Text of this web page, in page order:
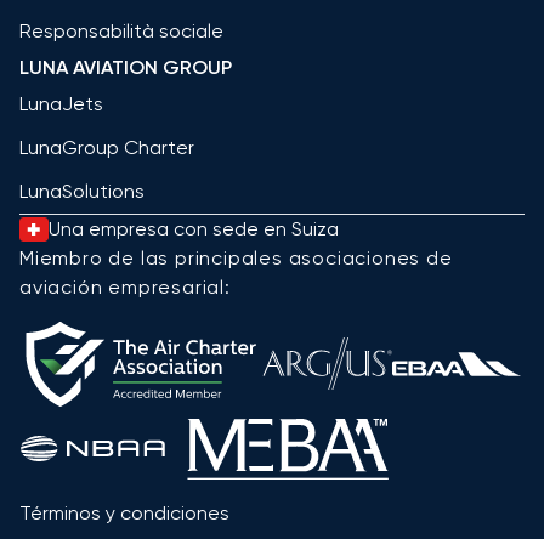
Responsabilità sociale
LUNA AVIATION GROUP
LunaJets
LunaGroup Charter
LunaSolutions
Una empresa con sede en Suiza
Miembro de las principales asociaciones de
aviación empresarial:
Términos y condiciones